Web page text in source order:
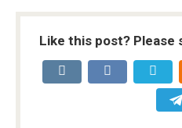
Like this post?